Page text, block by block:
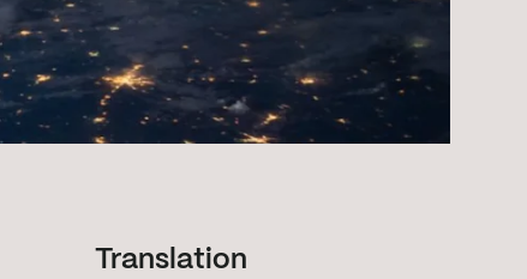
Translation